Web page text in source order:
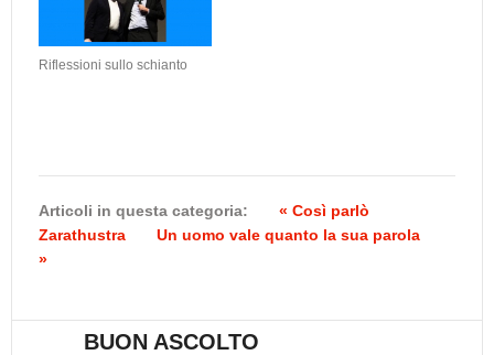
Riflessioni sullo schianto
Articoli in questa categoria:
« Così parlò
Zarathustra
Un uomo vale quanto la sua parola
»
BUON ASCOLTO